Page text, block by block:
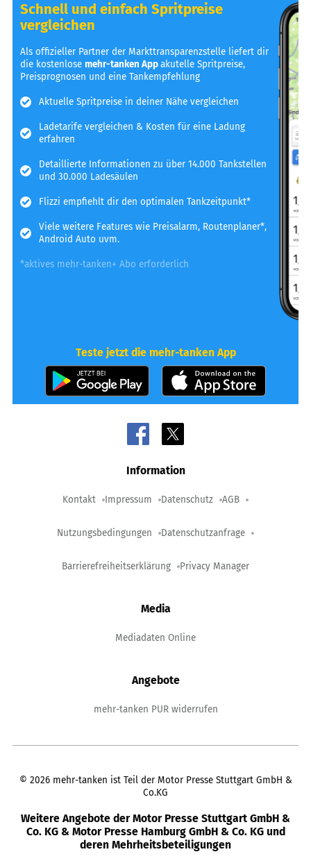
Schnell und einfach Spritpreise
vergleichen
Als offizieller Partner der Markttransparenzstelle liefert dir
die kostenlosemehr-tanken Appakutelle Spritpreise,
Preisprognosen und eine Tankempfehlung
Aktuelle Spritpreise in deiner Nähe vergleichen
Ladetarife vergleichen & Kosten für eine Ladung
erfahren
Detaillierte Informationen zu über 14.000 Tankstellen
und 30.000 Ladesäulen
Flizzi empfiehlt dir den optimalen Tankzeitpunkt*
Viele weitere Features wie Preisalarm, Routenplaner*,
Android Auto uvm.
*aktives mehr-tanken+ Abo erforderlich
Teste jetzt die mehr-tanken App
Information
Kontakt Impressum Datenschutz AGB
Nutzungsbedingungen Datenschutzanfrage
Barrierefreiheitserklärung Privacy Manager
Media
Mediadaten Online
Angebote
mehr-tanken PUR widerrufen
© 2026 mehr-tanken ist Teil der Motor Presse Stuttgart GmbH &
Co.KG
Weitere Angebote der Motor Presse Stuttgart GmbH &
Co. KG & Motor Presse Hamburg GmbH & Co. KG und
deren Mehrheitsbeteiligungen